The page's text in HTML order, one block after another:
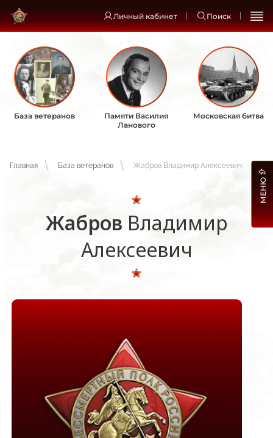
Личный кабинет Поиск
База ветеранов
Памяти Василия
Ланового
Московская битва
Главная База ветеранов Жабров Владимир Алексеевич
Жабров Владимир
Алексеевич
МЕНЮ